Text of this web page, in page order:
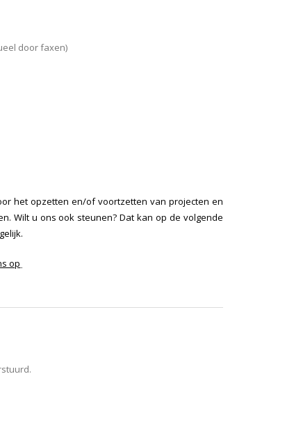
door faxen)
het opzetten en/of voortzetten van projecten en
Wilt u ons ook steunen? Dat kan op de volgende
op